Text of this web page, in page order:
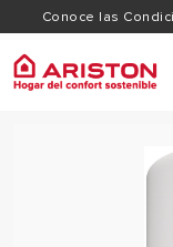
Conoce las